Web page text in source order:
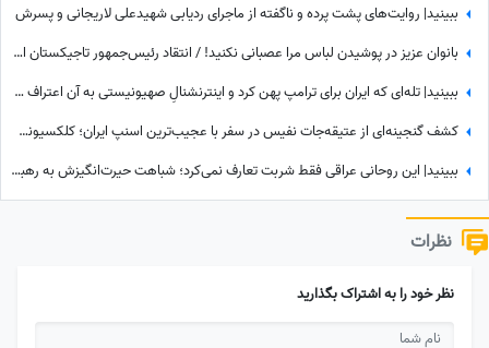
ببینید| روایت‌های پشت پرده و ناگفته از ماجرای ردیابی شهیدعلی لاریجانی و پسرش
بانوان عزیز در پوشیدن لباس مرا عصبانی نکنید! / انتقاد رئیس‌جمهور تاجیکستان از لباس زنان در این کشور: ناخن‌های رنگ‌شده و لباس‌های تا زیر زانو یا لخت چه معنایی دارد؟
ببینید| تله‌ای که ایران برای ترامپ پهن کرد و اینترنشنالِ صهیونیستی به آن اعتراف کرد!
کشف گنجینه‌ای از عتیقه‌جات نفیس در سفر با عجیب‌ترین اسنپ ایران؛ کلکسیونی که همه را شگفت‌زده کرد
ببینید| این روحانی عراقی فقط شربت تعارف نمی‌کرد؛ شباهت حیرت‌انگیزش به رهبر شهید انقلاب همه را در این موکب متوقف کرد
نظرات
نظر خود را به اشتراک بگذارید